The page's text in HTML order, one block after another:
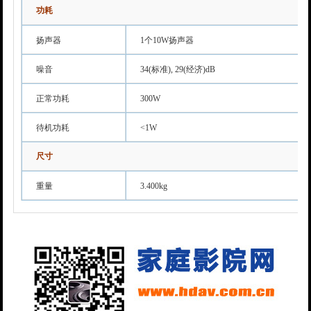
功耗
扬声器 1个10W扬声器
噪音 34(标准), 29(经济)dB
正常功耗 300W
待机功耗 <1W
尺寸
重量 3.400kg